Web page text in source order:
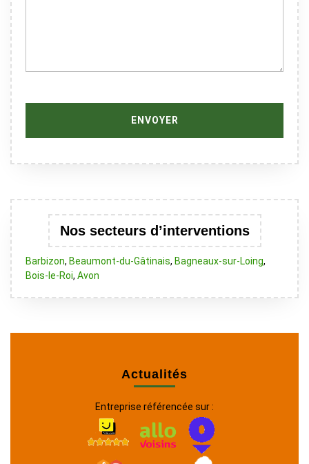
Nos secteurs d’interventions
Barbizon, Beaumont-du-Gâtinais, Bagneaux-sur-Loing,
Bois-le-Roi, Avon
Actualités
Entreprise référencée sur :